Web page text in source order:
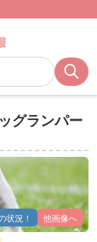
グランパー
状況！ 他画像へ